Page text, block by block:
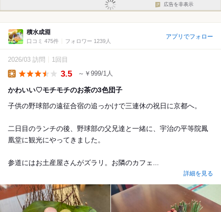
広告を非表示
積水成淵
口コミ 475件 フォロワー 1239人
アプリでフォロー
2026/03 訪問 1回目
3.5 ～￥999/1人
かわいい♡モチモチのお茶の3色団子
子供の野球部の遠征合宿の追っかけで三連休の祝日に京都へ。
二日目のランチの後、野球部の父兄達と一緒に、宇治の平等院鳳
凰堂に観光にやってきました。
参道にはお土産屋さんがズラリ。お隣のカフェ...
詳細を見る